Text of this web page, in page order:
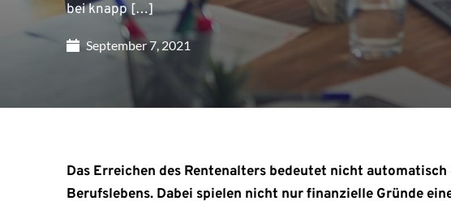
bei knapp […]
September 7, 2021
Das Erreichen des Rentenalters bedeutet nicht automatisch
Berufslebens. Dabei spielen nicht nur finanzielle Gründe